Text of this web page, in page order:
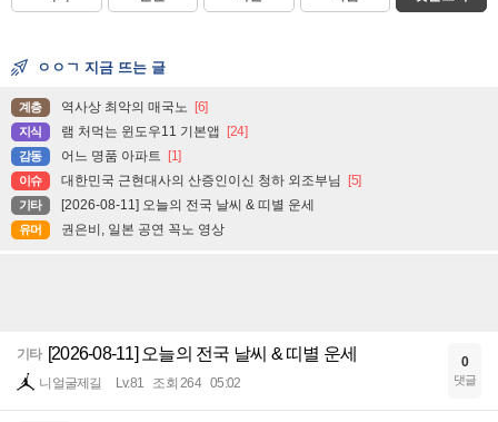
ㅇㅇㄱ 지금 뜨는 글
계층 역사상 최악의 매국노 [6]
지식 램 처먹는 윈도우11 기본앱 [24]
감동 어느 명품 아파트 [1]
이슈 대한민국 근현대사의 산증인이신 청하 외조부님 [5]
기타 [2026-08-11] 오늘의 전국 날씨 & 띠별 운세
유머 권은비, 일본 공연 꼭노 영상
기타 [2026-08-11] 오늘의 전국 날씨 & 띠별 운세
니얼굴제길 Lv.81 조회 264 05:02
0
댓글